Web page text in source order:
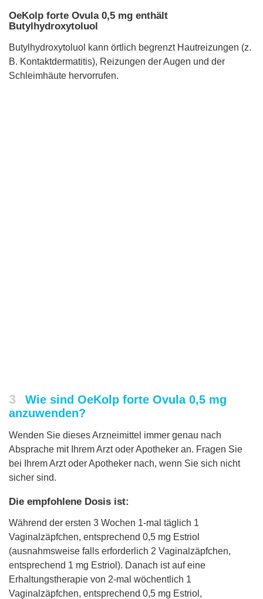
OeKolp forte Ovula 0,5 mg enthält
Butylhydroxytoluol
Butylhydroxytoluol kann örtlich begrenzt Hautreizungen (z.
B. Kontaktdermatitis), Reizungen der Augen und der
Schleimhäute hervorrufen.
3
Wie sind OeKolp forte Ovula 0,5 mg
anzuwenden?
Wenden Sie dieses Arzneimittel immer genau nach
Absprache mit Ihrem Arzt oder Apotheker an. Fragen Sie
bei Ihrem Arzt oder Apotheker nach, wenn Sie sich nicht
sicher sind.
Die empfohlene Dosis ist:
Während der ersten 3 Wochen 1-mal täglich 1
Vaginalzäpfchen, entsprechend 0,5 mg Estriol
(ausnahmsweise falls erforderlich 2 Vaginalzäpfchen,
entsprechend 1 mg Estriol). Danach ist auf eine
Erhaltungstherapie von 2-mal wöchentlich 1
Vaginalzäpfchen, entsprechend 0,5 mg Estriol,